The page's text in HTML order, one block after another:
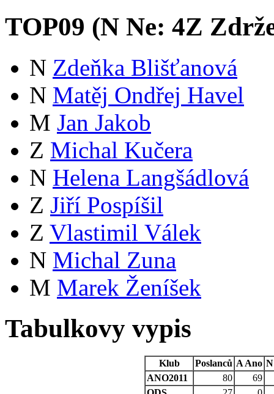
TOP09 (N Ne: 4Z
N Zdeňka Blišťanová
N Matěj Ondřej Havel
M Jan Jakob
Z Michal Kučera
N Helena Langšádlová
Z Jiří Pospíšil
Z Vlastimil Válek
N Michal Zuna
M Marek Ženíšek
Tabulkovy vypis
Klub Poslanců A Ano N
ANO2011
80
69